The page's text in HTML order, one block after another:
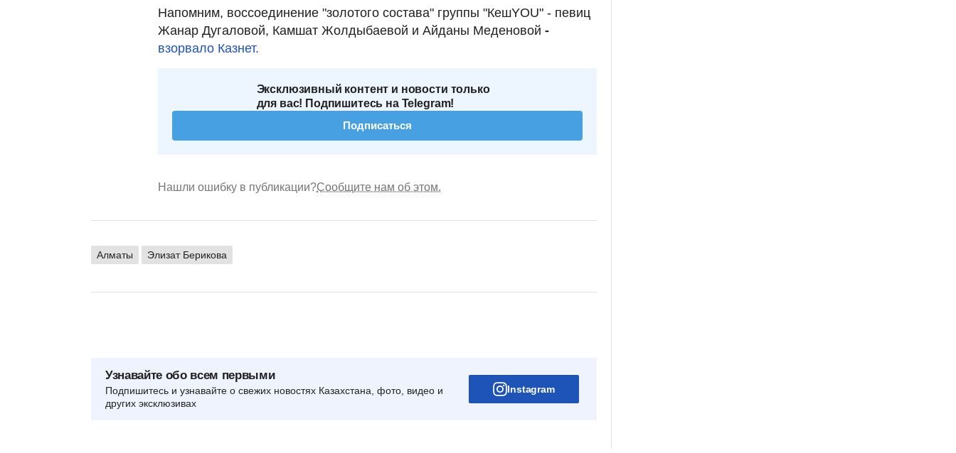
Напомним, воссоединение "золотого состава" группы "КешYOU" - певиц
Жанар Дугаловой, Камшат Жолдыбаевой и Айданы Меденовой -
взорвало Казнет.
Эксклюзивный контент и новости только
для вас! Подпишитесь на Telegram!
Подписаться
Нашли ошибку в публикации?Сообщите нам об этом.
Алматы Элизат Берикова
Узнавайте обо всем первыми
Подпишитесь и узнавайте о свежих новостях Казахстана, фото, видео и
других эксклюзивах
Instagram